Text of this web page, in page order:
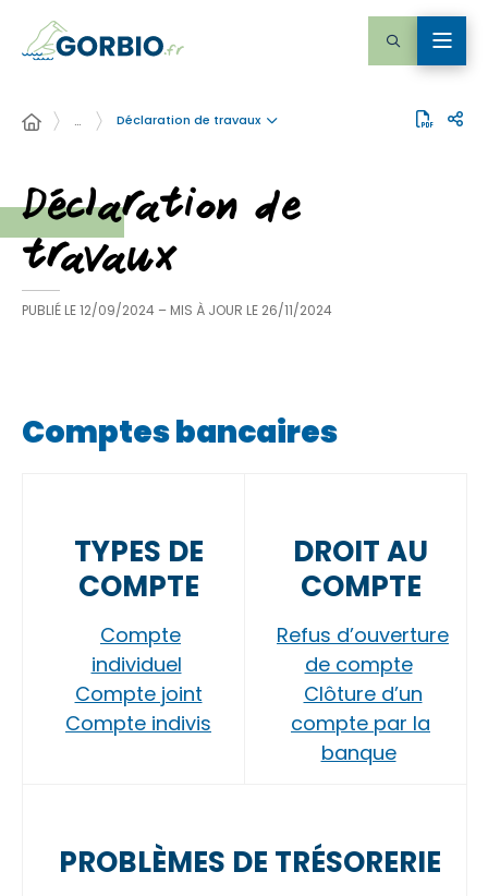
… Déclaration de travaux
Déclaration de
travaux
PUBLIÉ LE12/09/2024 – MIS À JOUR LE 26/11/2024
Comptes bancaires
TYPES DE
COMPTE
Compte
individuel
Compte joint
Compte indivis
DROIT AU
COMPTE
Refus d’ouverture
de compte
Clôture d’un
compte par la
banque
PROBLÈMES DE TRÉSORERIE